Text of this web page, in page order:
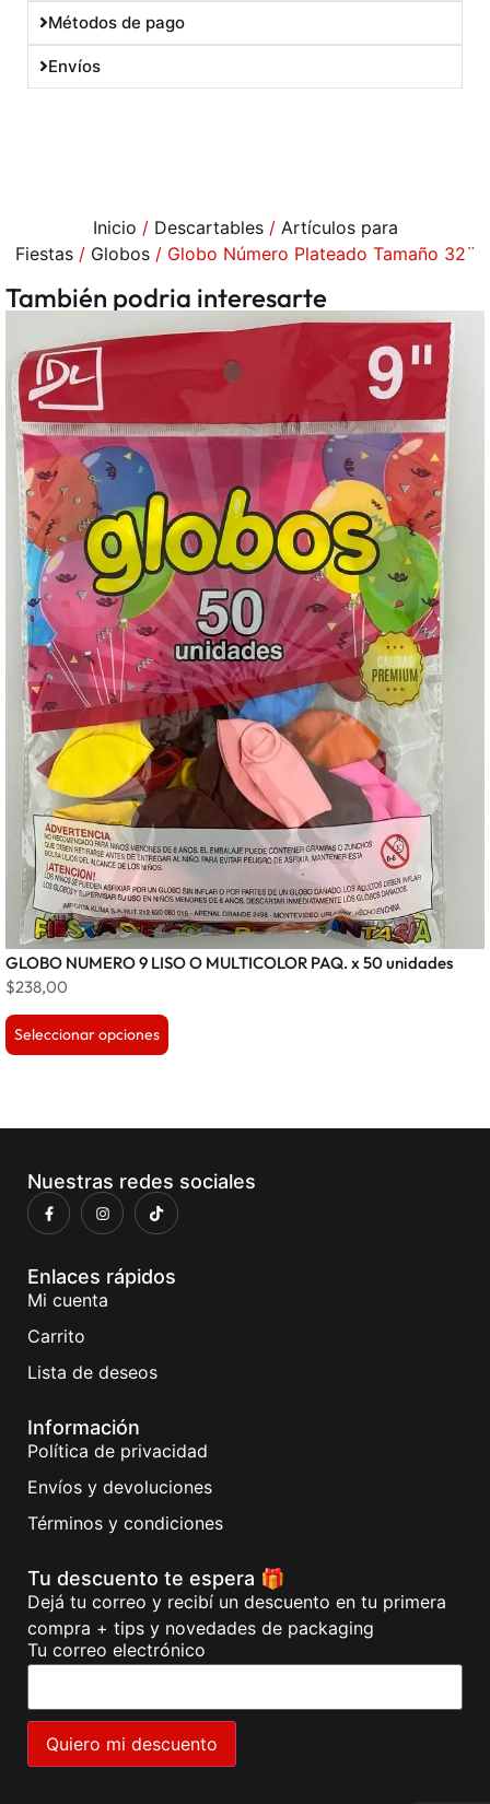
Métodos de pago
Envíos
Inicio / Descartables/ Artículos para
Fiestas/ Globos/ Globo Número Plateado Tamaño 32¨
También podria interesarte
GLOBO NUMERO 9 LISO O MULTICOLOR PAQ. x 50 unidades
$238,00
Seleccionar opciones
Nuestras redes sociales
Enlaces rápidos
Mi cuenta
Carrito
Lista de deseos
Información
Política de privacidad
Envíos y devoluciones
Términos y condiciones
Tu descuento te espera 🎁
Dejá tu correo y recibí un descuento en tu primera
compra + tips y novedades de packaging
Tu correo electrónico